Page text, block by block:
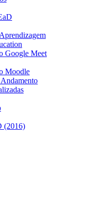
Google Meet
Moodle
Andamento
(2016)